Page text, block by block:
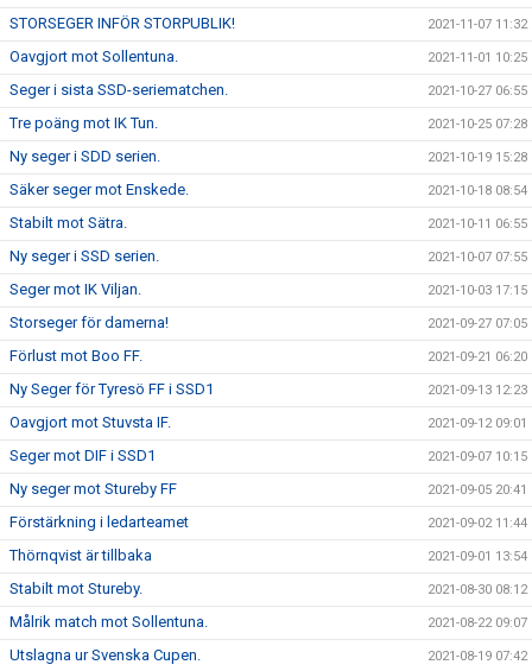
STORSEGER INFÖR STORPUBLIK! 2021-11-07 11:32
Oavgjort mot Sollentuna. 2021-11-01 10:25
Seger i sista SSD-seriematchen. 2021-10-27 06:55
Tre poäng mot IK Tun. 2021-10-25 07:28
Ny seger i SDD serien. 2021-10-19 15:28
Säker seger mot Enskede. 2021-10-18 08:54
Stabilt mot Sätra. 2021-10-11 06:55
Ny seger i SSD serien. 2021-10-07 07:55
Seger mot IK Viljan. 2021-10-03 17:15
Storseger för damerna! 2021-09-27 07:05
Förlust mot Boo FF. 2021-09-21 06:20
Ny Seger för Tyresö FF i SSD1 2021-09-13 12:23
Oavgjort mot Stuvsta IF. 2021-09-12 09:01
Seger mot DIF i SSD1 2021-09-07 10:15
Ny seger mot Stureby FF 2021-09-05 20:41
Förstärkning i ledarteamet 2021-09-02 11:44
Thörnqvist är tillbaka 2021-09-01 13:54
Stabilt mot Stureby. 2021-08-30 08:12
Målrik match mot Sollentuna. 2021-08-22 09:07
Utslagna ur Svenska Cupen. 2021-08-19 07:42